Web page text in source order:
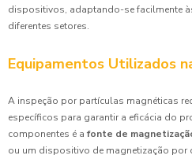
dispositivos, adaptando-se facilmente
diferentes setores.
Equipamentos Utilizados
A inspeção por partículas magnéticas
específicos para garantir a eficácia do
componentes é a fonte de
ou um dispositivo de magnetização por